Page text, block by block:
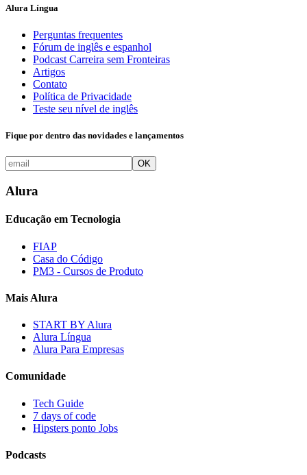
Alura Língua
Perguntas frequentes
Fórum de inglês e espanhol
Podcast Carreira sem Fronteiras
Artigos
Contato
Política de Privacidade
Teste seu nível de inglês
Fique por dentro das novidades e lançamentos
OK
Alura
Educação em Tecnologia
FIAP
Casa do Código
PM3 - Cursos de Produto
Mais Alura
START BY Alura
Alura Língua
Alura Para Empresas
Comunidade
Tech Guide
7 days of code
Hipsters ponto Jobs
Podcasts